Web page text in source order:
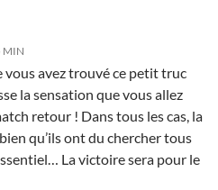
MIN
vous avez trouvé ce petit truc
la sensation que vous allez
retour ! Dans tous les cas, la
qu’ils ont du chercher tous
La victoire sera pour le